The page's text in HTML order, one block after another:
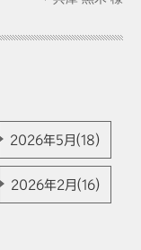
2026年5月(18)
2026年2月(16)